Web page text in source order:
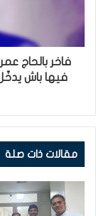
فاخر بالحاج
فيها باش
مقالات ذات صلة